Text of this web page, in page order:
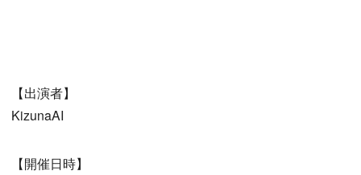
【出演者】
KizunaAI
【開催日時】